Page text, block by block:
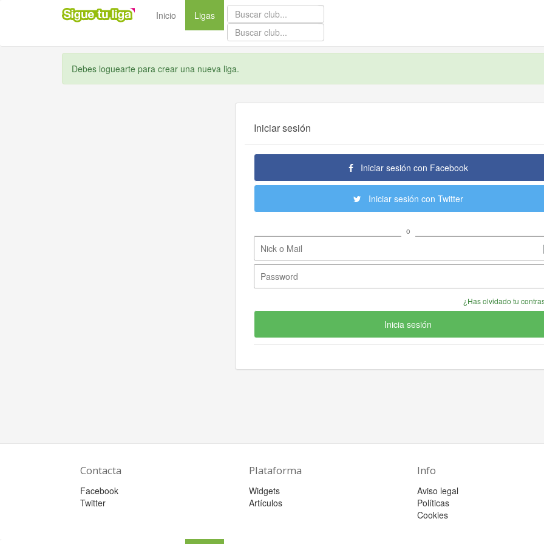
Inicio Ligas(current)
Debes loguearte para crear una nueva liga.
Iniciar sesión
Iniciar sesión con Facebook
Iniciar sesión con Twitter
o
¿Has olvidado tu
Inicia sesión
Contacta
Facebook
Twitter
Plataforma
Widgets
Artículos
Info
Aviso legal
Políticas
Cookies